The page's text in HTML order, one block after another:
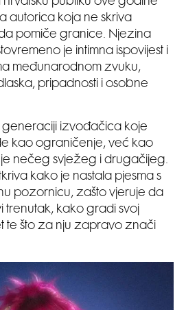
autorica koja ne skriva
pomiče granice. Njezina
je intimna ispovijest i
međunarodnom zvuku,
pripadnosti i osobne
izvođačica koje
kao ograničenje, već kao
nečeg svježeg i drugačijeg.
kako je nastala pjesma s
pozornicu, zašto vjeruje da
trenutak, kako gradi svoj
te što za nju zapravo znači